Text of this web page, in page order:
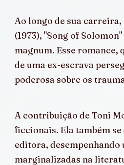
Ao longo de sua
(1973), "Song of
magnum. Esse
de uma ex-escrava
poderosa sobre os
A contribuição de Toni
ficcionais. Ela também
editora, desempenhando
marginalizadas na